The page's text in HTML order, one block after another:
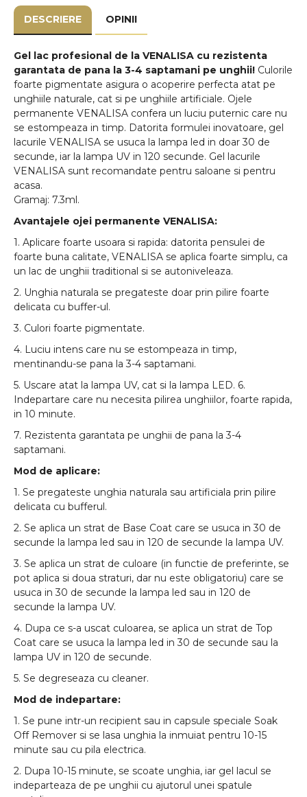
DESCRIERE OPINII
Gel lac profesional de la VENALISA cu rezistenta
garantata de pana la 3-4 saptamani pe unghii! Culorile
foarte pigmentate asigura o acoperire perfecta atat pe
unghiile naturale, cat si pe unghiile artificiale. Ojele
permanente VENALISA confera un luciu puternic care nu
se estompeaza in timp. Datorita formulei inovatoare, gel
lacurile VENALISA se usuca la lampa led in doar 30 de
secunde, iar la lampa UV in 120 secunde. Gel lacurile
VENALISA sunt recomandate pentru saloane si pentru
acasa.
Gramaj: 7.3ml.
Avantajele ojei permanente VENALISA:
1. Aplicare foarte usoara si rapida: datorita pensulei de
foarte buna calitate, VENALISA se aplica foarte simplu, ca
un lac de unghii traditional si se autoniveleaza.
2. Unghia naturala se pregateste doar prin pilire foarte
delicata cu buffer-ul.
3. Culori foarte pigmentate.
4. Luciu intens care nu se estompeaza in timp,
mentinandu-se pana la 3-4 saptamani.
5. Uscare atat la lampa UV, cat si la lampa LED. 6.
Indepartare care nu necesita pilirea unghiilor, foarte rapida,
in 10 minute.
7. Rezistenta garantata pe unghii de pana la 3-4
saptamani.
Mod de aplicare:
1. Se pregateste unghia naturala sau artificiala prin pilire
delicata cu bufferul.
2. Se aplica un strat de Base Coat care se usuca in 30 de
secunde la lampa led sau in 120 de secunde la lampa UV.
3. Se aplica un strat de culoare (in functie de preferinte, se
pot aplica si doua straturi, dar nu este obligatoriu) care se
usuca in 30 de secunde la lampa led sau in 120 de
secunde la lampa UV.
4. Dupa ce s-a uscat culoarea, se aplica un strat de Top
Coat care se usuca la lampa led in 30 de secunde sau la
lampa UV in 120 de secunde.
5. Se degreseaza cu cleaner.
Mod de indepartare:
1. Se pune intr-un recipient sau in capsule speciale Soak
Off Remover si se lasa unghia la inmuiat pentru 10-15
minute sau cu pila electrica.
2. Dupa 10-15 minute, se scoate unghia, iar gel lacul se
indeparteaza de pe unghii cu ajutorul unei spatule